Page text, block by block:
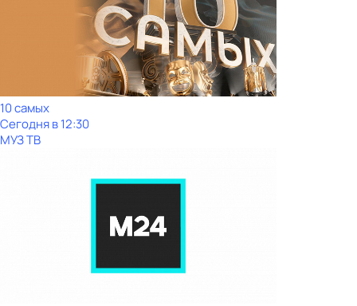
10 самых
Сегодня в 12:30
МУЗ ТВ